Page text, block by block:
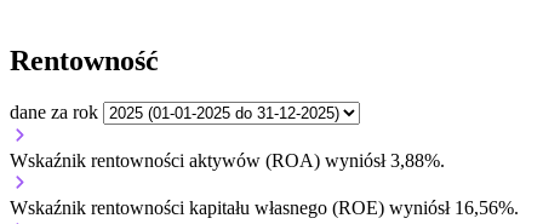
Rentowność
dane za rok
Wskaźnik rentowności aktywów (ROA) wyniósł 3,88%.
Wskaźnik rentowności kapitału własnego (ROE) wyniósł 16,56%.